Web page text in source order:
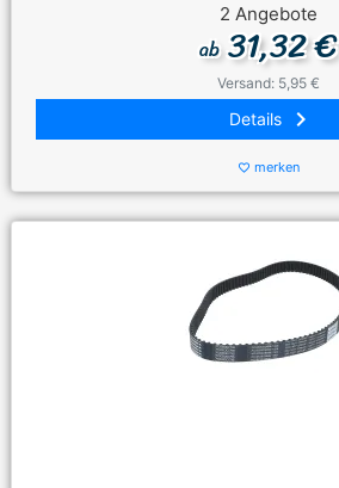
2 Angebote
ab31,32 €
Versand: 5,95 €
Details keyboard_arrow_right
favorite_border merken